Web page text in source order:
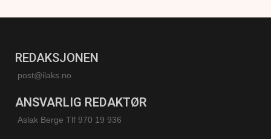
REDAKSJONEN
post@ilaks.no
ANSVARLIG REDAKTØR
Aslak Berge Tlf 970 19 936